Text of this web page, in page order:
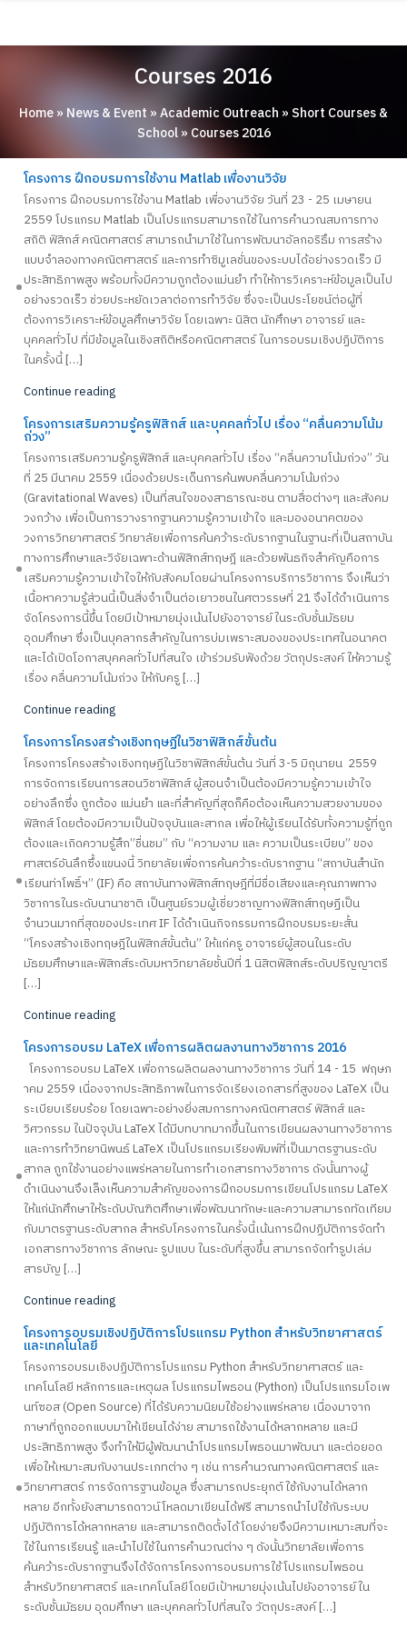
ACADEMICS
RESEARCH
Apply Now!
Courses 2016
Home» News & Event »Academic Outreach » Short Courses &
School» Courses 2016
โครงการ ฝึกอบรมการใช้งาน Matlab เพื่องานวิจัย
โครงการ ฝึกอบรมการใช้งาน Matlab เพื่องานวิจัย วันที่ 23 - 25 เมษายน
2559 โปรแกรม Matlab เป็นโปรแกรมสามารถใช้ในการคำนวณสมการทาง
สถิติ ฟิสิกส์ คณิตศาสตร์ สามารถนำมาใช้ในการพัฒนาอัลกอริธึม การสร้าง
แบบจำลองทางคณิตศาสตร์ และการทำซิมูเลชั่นของระบบได้อย่างรวดเร็ว มี
ประสิทธิภาพสูง พร้อมทั้งมีความถูกต้องแม่นยำ ทำให้การวิเคราะห์ข้อมูลเป็นไป
อย่างรวดเร็ว ช่วยประหยัดเวลาต่อการทำวิจัย ซึ่งจะเป็นประโยชน์ต่อผู้ที่
ต้องการวิเคราะห์ข้อมูลศึกษาวิจัย โดยเฉพาะ นิสิต นักศึกษา อาจารย์ และ
บุคคลทั่วไป ที่มีข้อมูลในเชิงสถิติหรือคณิตศาสตร์ ในการอบรมเชิงปฏิบัติการ
ในครั้งนี้ […]
Continue reading
โครงการเสริมความรู้ครูฟิสิกส์ และบุคคลทั่วไป เรื่อง “คลื่นความโน้ม
ถ่วง”
โครงการเสริมความรู้ครูฟิสิกส์ และบุคคลทั่วไป เรื่อง “คลื่นความโน้มถ่วง” วัน
ที่ 25 มีนาคม 2559 เนื่องด้วยประเด็นการค้นพบคลื่นความโน้มถ่วง
(Gravitational Waves) เป็นที่สนใจของสาธารณะชน ตามสื่อต่างๆ และสังคม
วงกว้าง เพื่อเป็นการวางรากฐานความรู้ความเข้าใจ และมองอนาคตของ
วงการวิทยาศาสตร์ วิทยาลัยเพื่อการค้นคว้าระดับรากฐานในฐานะที่เป็นสถาบัน
ทางการศึกษาและวิจัยเฉพาะด้านฟิสิกส์ทฤษฎี และด้วยพันธกิจสำคัญคือการ
เสริมความรู้ความเข้าใจให้กับสังคมโดยผ่านโครงการบริการวิชาการ จึงเห็นว่า
เนื้อหาความรู้ส่วนนี้เป็นสิ่งจำเป็นต่อเยาวชนในศตวรรษที่ 21 จึงได้ดำเนินการ
จัดโครงการนี้ขึ้น โดยมีเป้าหมายมุ่งเน้นไปยังอาจารย์ในระดับชั้นมัธยม
อุดมศึกษา ซึ่งเป็นบุคลากรสำคัญในการบ่มเพราะสมองของประเทศในอนาคต
และได้เปิดโอกาสบุคคลทั่วไปที่สนใจ เข้าร่วมรับฟังด้วย วัตถุประสงค์ ให้ความรู้
เรื่อง คลื่นความโน้มถ่วง ให้กับครู […]
Continue reading
โครงการโครงสร้างเชิงทฤษฏีในวิชาฟิสิกส์ขั้นต้น
โครงการโครงสร้างเชิงทฤษฏีในวิชาฟิสิกส์ขั้นต้น วันที่ 3-5 มิถุนายน 2559
การจัดการเรียนการสอนวิชาฟิสิกส์ ผู้สอนจำเป็นต้องมีความรู้ความเข้าใจ
อย่างลึกซึ่ง ถูกต้อง แม่นยำ และที่สำคัญที่สุดก็คือต้องเห็นความสวยงามของ
ฟิสิกส์ โดยต้องมีความเป็นปัจจุบันและสากล เพื่อให้ผู้เรียนได้รับทั้งความรู้ที่ถูก
ต้องและเกิดความรู้สึก”ชื่นชม” กับ “ความงาม และ ความเป็นระเบียบ” ของ
ศาสตร์อันลึกซึ้งแขนงนี้ วิทยาลัยเพื่อการค้นคว้าระดับรากฐาน “สถาบันสำนัก
เรียนท่าโพธิ์ฯ” (IF) คือ สถาบันทางฟิสิกส์ทฤษฎีที่มีชื่อเสียงและคุณภาพทาง
วิชาการในระดับนานาชาติ เป็นศูนย์รวมผู้เชี่ยวชาญทางฟิสิกส์ทฤษฏีเป็น
จำนวนมากที่สุดของประเทศ IF ได้ดำเนินกิจกรรมการฝึกอบรมระยะสั้น
“โครงสร้างเชิงทฤษฎีในฟิสิกส์ขั้นต้น” ให้แก่ครู อาจารย์ผู้สอนในระดับ
มัธยมศึกษาและฟิสิกส์ระดับมหาวิทยาลัยชั้นปีที่ 1 นิสิตฟิสิกส์ระดับปริญญาตรี
[…]
Continue reading
โครงการอบรม LaTeX เพื่อการผลิตผลงานทางวิชาการ 2016
โครงการอบรม LaTeX เพื่อการผลิตผลงานทางวิชาการ วันที่ 14 - 15 ฟฤษภ
าคม 2559 เนื่องจากประสิทธิภาพในการจัดเรียงเอกสารที่สูงของ LaTeX เป็น
ระเบียบเรียบร้อย โดยเฉพาะอย่างยิ่งสมการทางคณิตศาสตร์ ฟิสิกส์ และ
วิศวกรรม ในปัจจุบัน LaTeX ได้มีบทบาทมากขึ้นในการเขียนผลงานทางวิชาการ
และการทำวิทยานิพนธ์ LaTeX เป็นโปรแกรมเรียงพิมพ์ที่เป็นมาตรฐานระดับ
สากล ถูกใช้งานอย่างแพร่หลายในการทำเอกสารทางวิชาการ ดังนั้นทางผู้
ดำเนินงานจึงเล็งเห็นความสำคัญของการฝึกอบรมการเขียนโปรแกรม LaTeX
ให้แก่นักศึกษาให้ระดับบัณฑิตศึกษาเพื่อพัฒนาทักษะและความสามารถทัดเทียม
กับมาตรฐานระดับสากล สำหรับโครงการในครั้งนี้เน้นการฝึกปฏิบัติการจัดทำ
เอกสารทางวิชาการ ลักษณะ รูปแบบ ในระดับที่สูงขึ้น สามารถจัดทำรูปเล่ม
สารบัญ […]
Continue reading
โครงการอบรมเชิงปฏิบัติการโปรแกรม Python สำหรับวิทยาศาสตร์
และเทคโนโลยี
โครงการอบรมเชิงปฏิบัติการโปรแกรม Python สำหรับวิทยาศาสตร์ และ
เทคโนโลยี หลักการและเหตุผล โปรแกรมไพธอน (Python) เป็นโปรแกรมโอเพ
นท์ซอส (Open Source) ที่ได้รับความนิยมใช้อย่างแพร่หลาย เนื่องมาจาก
ภาษาที่ถูกออกแบบมาให้เขียนได้ง่าย สามารถใช้งานได้หลากหลาย และมี
ประสิทธิภาพสูง จึงทำให้มีผู้พัฒนานำโปรแกรมไพธอนมาพัฒนา และต่อยอด
เพื่อให้เหมาะสมกับงานประเภทต่าง ๆ เช่น การคำนวณทางคณิตศาสตร์ และ
วิทยาศาสตร์ การจัดการฐานข้อมูล ซึ่งสามารถประยุกต์ใช้กับงานได้หลาก
หลาย อีกทั้งยังสามารถดาวน์โหลดมาเขียนได้ฟรี สามารถนำไปใช้กับระบบ
ปฏิบัติการได้หลากหลาย และสามารถติดตั้งได้โดยง่ายจึงมีความเหมาะสมที่จะ
ใช้ในการเรียนรู้ และนำไปใช้ในการคำนวณต่าง ๆ ดังนั้นวิทยาลัยเพื่อการ
ค้นคว้าระดับรากฐานจึงได้จัดการโครงการอบรมการใช้โปรแกรมไพธอน
สำหรับวิทยาศาสตร์ และเทคโนโลยีโดยมีเป้าหมายมุ่งเน้นไปยังอาจารย์ใน
ระดับชั้นมัธยม อุดมศึกษา และบุคคลทั่วไปที่สนใจ วัตถุประสงค์ […]